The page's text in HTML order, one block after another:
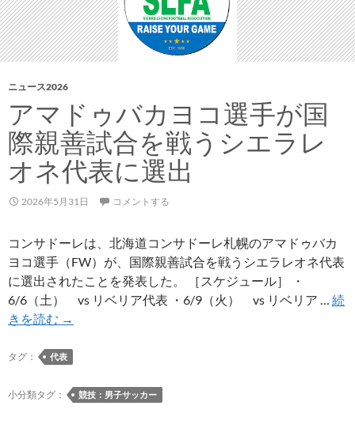
ウ
ン
ド
［第
1
5-
8
位
決
定
ブ
ラ
ウ
ブ
リ
ツ
秋
田
ニュース2026
アマドゥバカヨコ選手が国
際親善試合を戦うシエラレ
オネ代表に選出
2026年5月31日 コメントする
コンサドーレは、北海道コンサドーレ札幌のアマドゥバカ
ヨコ選手（FW）が、国際親善試合を戦うシエラレオネ代表
に選出されたことを発表した。 ［スケジュール］ ・
6/6（土） vs リベリア代表 ・6/9（火） vs リベリア … 続
きを読む ア
ド
バ
→
タグ： 代表
小分類タグ： 競技：男子サッカー